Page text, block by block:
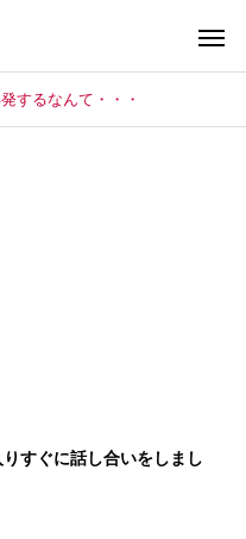
するなんて・・・
すぐに話し合いをしまし